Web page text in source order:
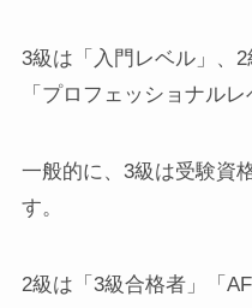
3級は「入門レベル」、
「プロフェッショナル
一般的に、3級は受験資
す。
2級は「3級合格者」「